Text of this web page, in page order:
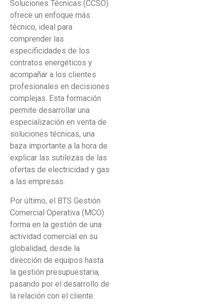
Soluciones Técnicas (CCSO)
ofrece un enfoque más
técnico, ideal para
comprender las
especificidades de los
contratos energéticos y
acompañar a los clientes
profesionales en decisiones
complejas. Esta formación
permite desarrollar una
especialización en venta de
soluciones técnicas, una
baza importante a la hora de
explicar las sutilezas de las
ofertas de electricidad y gas
a las empresas.
Por último, el BTS Gestión
Comercial Operativa (MCO)
forma en la gestión de una
actividad comercial en su
globalidad, desde la
dirección de equipos hasta
la gestión presupuestaria,
pasando por el desarrollo de
la relación con el cliente.